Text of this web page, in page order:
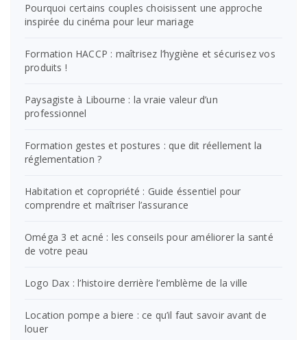
Pourquoi certains couples choisissent une approche
inspirée du cinéma pour leur mariage
Formation HACCP : maîtrisez l’hygiène et sécurisez vos
produits !
Paysagiste à Libourne : la vraie valeur d’un
professionnel
Formation gestes et postures : que dit réellement la
réglementation ?
Habitation et copropriété : Guide éssentiel pour
comprendre et maîtriser l’assurance
Oméga 3 et acné : les conseils pour améliorer la santé
de votre peau
Logo Dax : l’histoire derrière l’emblème de la ville
Location pompe a biere : ce qu’il faut savoir avant de
louer